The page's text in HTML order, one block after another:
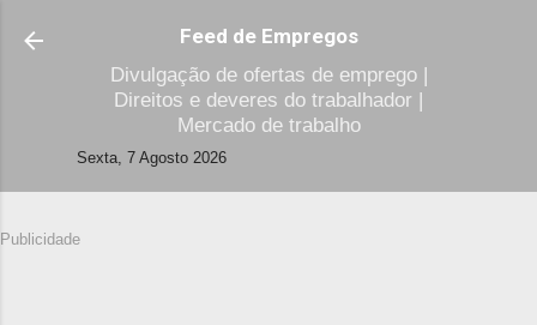
Avançar para o conteúdo
Feed de Empregos
Divulgação de ofertas de emprego |
Direitos e deveres do trabalhador |
Mercado de trabalho
Sexta, 7 Agosto 2026
Publicidade